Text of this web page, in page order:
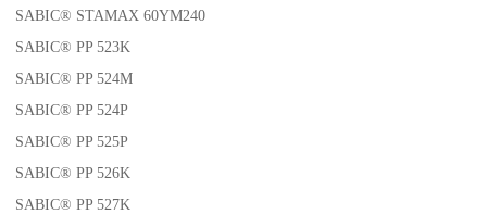
SABIC® STAMAX 60YM240
SABIC® PP 523K
SABIC® PP 524M
SABIC® PP 524P
SABIC® PP 525P
SABIC® PP 526K
SABIC® PP 527K